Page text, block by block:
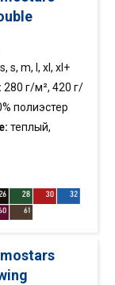
s, m, l, xl, xl+
280 г/м², 420 г/
полиэстер
теплый,
резинке; анти-
манжеты с
швы